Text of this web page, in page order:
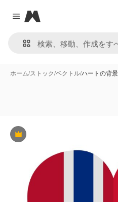
Close menu
Magnific
ホーム/ストック/ベクトル/ハートの背
Premium